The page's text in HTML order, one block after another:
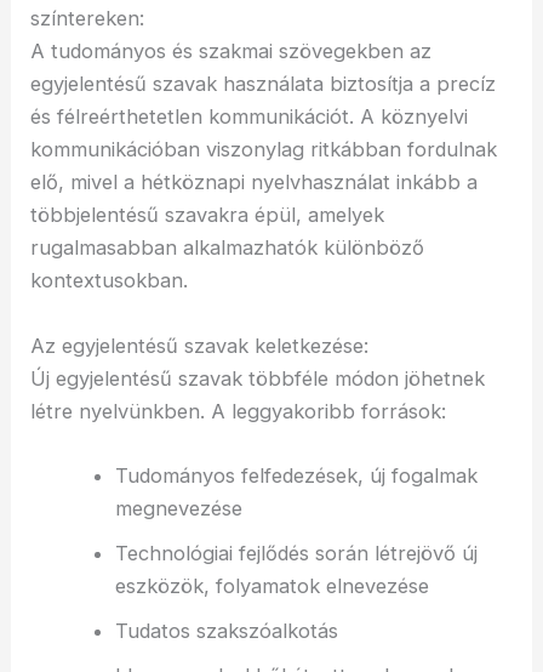
színtereken:
A tudományos és szakmai szövegekben az
egyjelentésű szavak használata biztosítja a precíz
és félreérthetetlen kommunikációt. A köznyelvi
kommunikációban viszonylag ritkábban fordulnak
elő, mivel a hétköznapi nyelvhasználat inkább a
többjelentésű szavakra épül, amelyek
rugalmasabban alkalmazhatók különböző
kontextusokban.
Az egyjelentésű szavak keletkezése:
Új egyjelentésű szavak többféle módon jöhetnek
létre nyelvünkben. A leggyakoribb források:
Tudományos felfedezések, új fogalmak
megnevezése
Technológiai fejlődés során létrejövő új
eszközök, folyamatok elnevezése
Tudatos szakszóalkotás